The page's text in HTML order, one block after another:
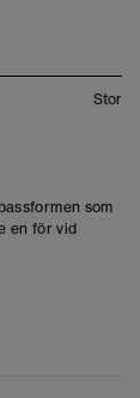
Stor
som
en för vid